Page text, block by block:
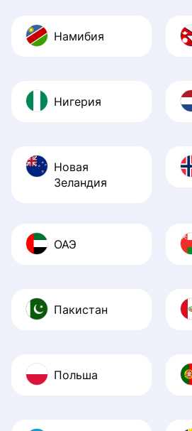
Намибия
Нигерия
Новая
Зеландия
ОАЭ
Пакистан
Польша